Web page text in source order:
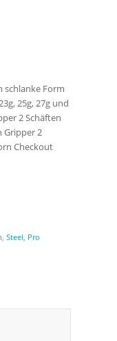
schlanke Form
25g, 27g und
2 Schäften
Gripper 2
Checkout
,Steel, Pro